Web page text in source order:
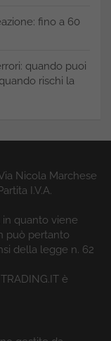
fino a 60
quando puoi
rischi la
Nicola Marchese
I.V.A.
in quanto viene
può pertanto
della legge n. 62
è